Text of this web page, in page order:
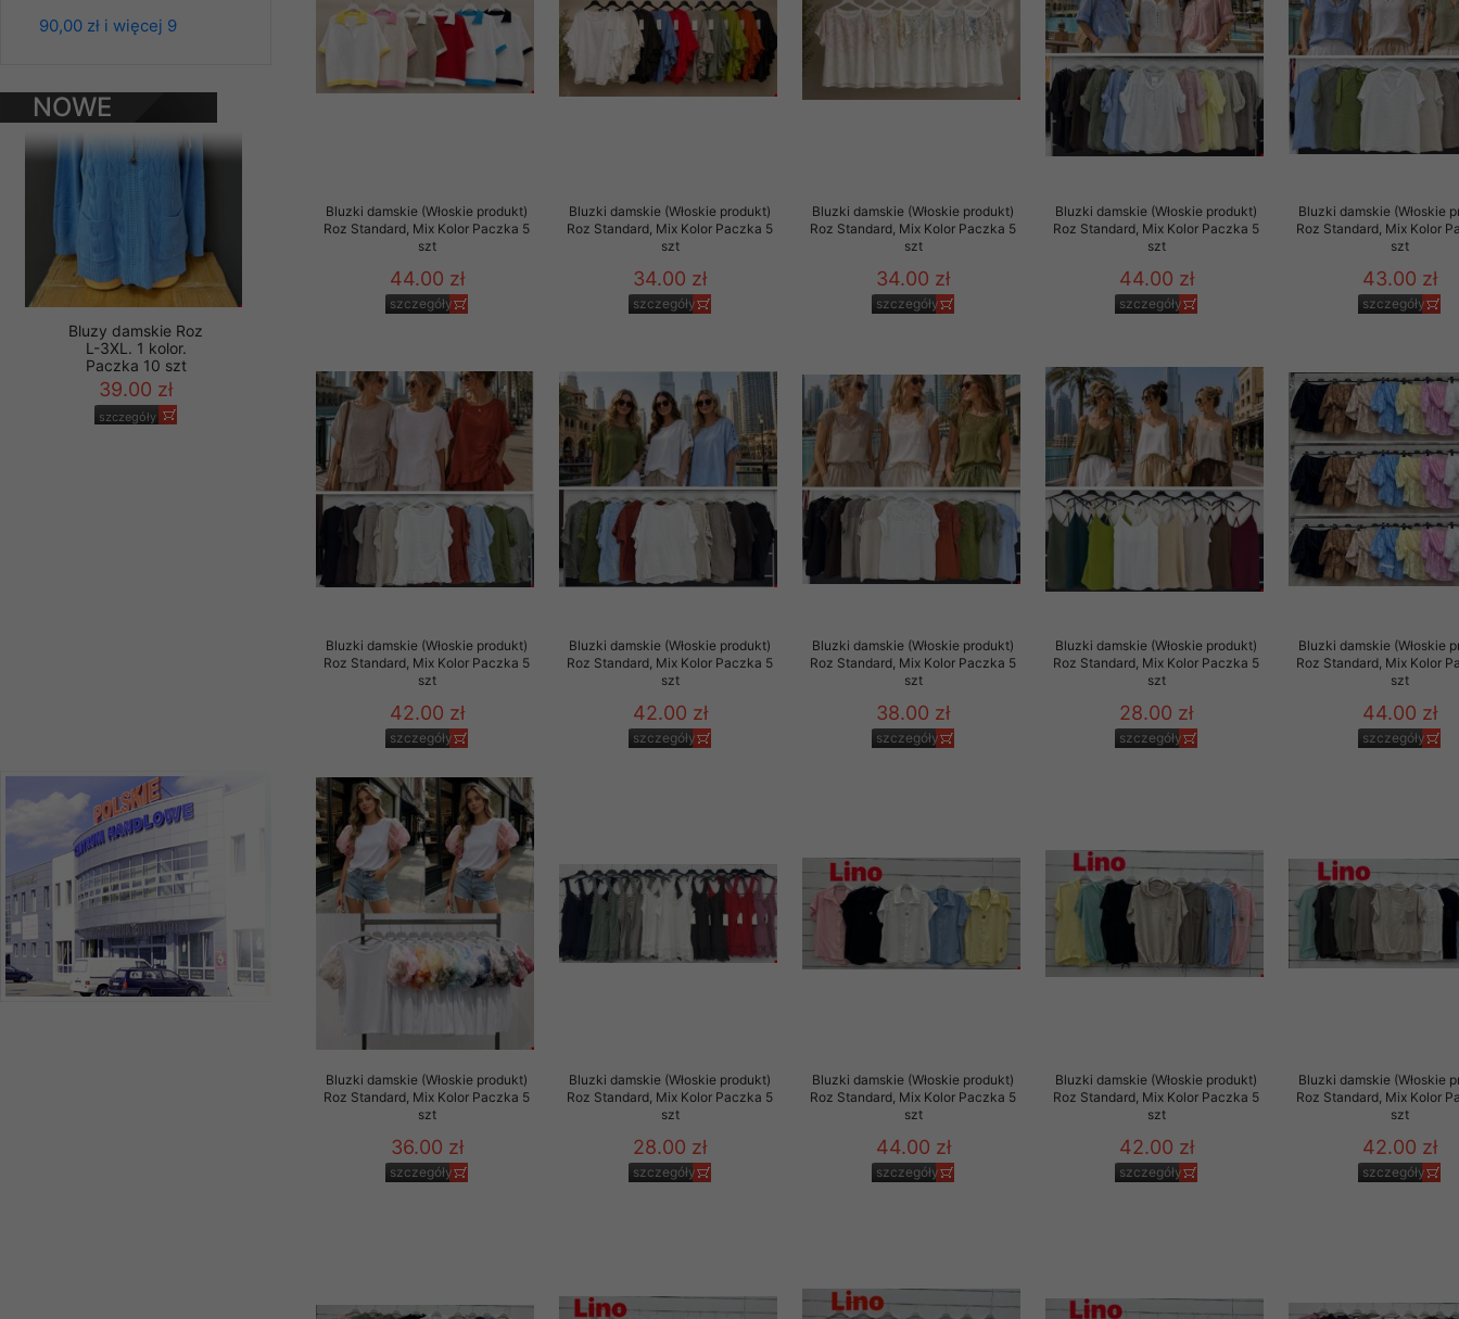
90,00 zł i więcej 9
NOWE
PRODUKTY
Paczka 10 szt
39.00 zł
Bluzy damskie Roz
L-3XL. 1 kolor.
Bluzki damskie (Włoskie produkt)
Roz Standard, Mix Kolor Paczka 5
szt
44.00 zł
szczegóły
Bluzki damskie (Włoskie produkt)
Roz Standard, Mix Kolor Paczka 5
szt
34.00 zł
szczegóły
Bluzki damskie (Włoskie produkt)
Roz Standard, Mix Kolor Paczka 5
szt
34.00 zł
szczegóły
Bluzki damskie (Włoskie produkt)
Roz Standard, Mix Kolor Paczka 5
szt
44.00 zł
szczegóły
Bluzki damskie (Włoskie
Roz Standard, Mix Kolor
szt
43.00 zł
szczegóły
Bluzki damskie (Włoskie produkt)
Roz Standard, Mix Kolor Paczka 5
szt
42.00 zł
szczegóły
Bluzki damskie (Włoskie produkt)
Roz Standard, Mix Kolor Paczka 5
szt
42.00 zł
szczegóły
Bluzki damskie (Włoskie produkt)
Roz Standard, Mix Kolor Paczka 5
szt
38.00 zł
szczegóły
Bluzki damskie (Włoskie produkt)
Roz Standard, Mix Kolor Paczka 5
szt
28.00 zł
szczegóły
Bluzki damskie (Włoskie
Roz Standard, Mix Kolor
szt
44.00 zł
szczegóły
Bluzki damskie (Włoskie produkt)
Roz Standard, Mix Kolor Paczka 5
szt
36.00 zł
szczegóły
Bluzki damskie (Włoskie produkt)
Roz Standard, Mix Kolor Paczka 5
szt
28.00 zł
szczegóły
Bluzki damskie (Włoskie produkt)
Roz Standard, Mix Kolor Paczka 5
szt
44.00 zł
szczegóły
Bluzki damskie (Włoskie produkt)
Roz Standard, Mix Kolor Paczka 5
szt
42.00 zł
szczegóły
Bluzki damskie (Włoskie
Roz Standard, Mix Kolor
szt
42.00 zł
szczegóły
Materiały reklamowo - promocyjne wysyłamy Klientom jedynie wówczas, gdy wyrazili na to zgodę. Dotyczy to w
szczególności newslettera wysyłanego Klientowi, jeżeli potwierdzi wyraźnie wskazanego przez nas linka
zawierającego akceptację na otrzymywanie newslettera o aktualnych promocjach, rabatach i nowościach w
naszym Sklepie. Materiały te dotyczą wyłącznie oferty naszego Sklepu.
Wszelkie pytania, wnioski i sugestie odnoszące się do ochrony Państwa prywatności, w szczególności danych